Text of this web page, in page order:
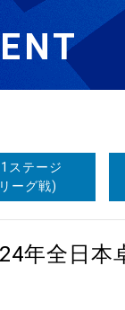
ステージ
ーグ戦)
年全日本